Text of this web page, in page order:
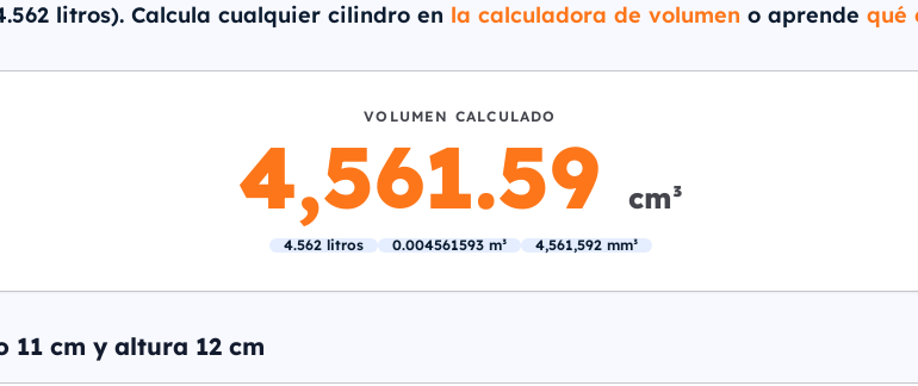
litros). Calcula cualquier cilindro en la calculadora de volumen o aprende qué
VOLUMEN CALCULADO
4,561.59 cm³
4.562 litros 0.004561593 m³ 4,561,592 mm³
11 cm y altura 12 cm